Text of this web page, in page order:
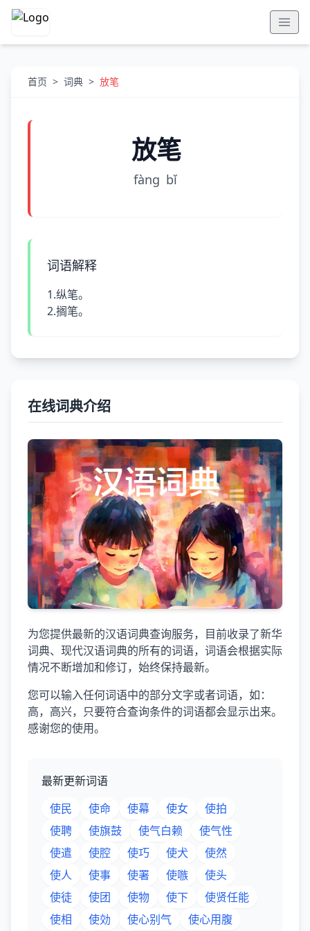
首页 > 词典 > 放笔
放笔
fànɡ bǐ
词语解释
1.纵笔。
2.搁笔。
在线词典介绍
为您提供最新的汉语词典查询服务，目前收录了新华
词典、现代汉语词典的所有的词语，词语会根据实际
情况不断增加和修订，始终保持最新。
您可以输入任何词语中的部分文字或者词语，如：
高，高兴，只要符合查询条件的词语都会显示出来。
感谢您的使用。
最新更新词语
使民
使命 使幕 使女
使拍
使聘
使旗鼓 使气白赖
使气性
使遣
使腔 使巧 使犬
使然
使人
使事 使署 使嗾
使头
使徒
使团 使物 使下
使贤任能
使相
使効 使心别气 使心用腹